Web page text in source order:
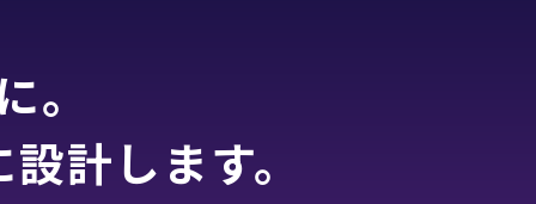
計します。